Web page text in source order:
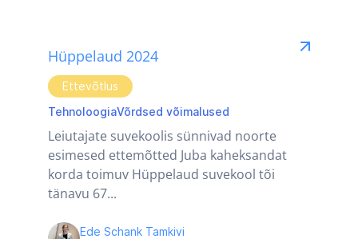
Hüppelaud 2024
Ettevõtlus
TehnoloogiaVõrdsed võimalused
Leiutajate suvekoolis sünnivad noorte
esimesed ettemõtted Juba kaheksandat
korda toimuv Hüppelaud suvekool tõi
tänavu 67...
Ede Schank Tamkivi